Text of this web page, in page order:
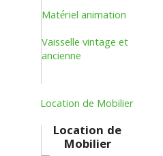
Matériel animation
Vaisselle vintage et
ancienne
Location de Mobilier
Location de
Mobilier